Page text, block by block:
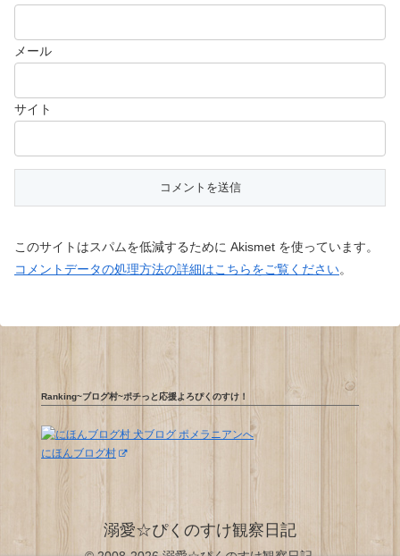
メール
サイト
このサイトはスパムを低減するために Akismet を使っています。
コメントデータの処理方法の詳細はこちらをご覧ください。
Ranking~ブログ村~ポチっと応援よろぴくのすけ！
にほんブログ村
溺愛☆ぴくのすけ観察日記